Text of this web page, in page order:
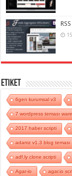
Etiket
6gen kurumsal v3
7 wordpress teması
2017 haber scripti
adamz v1.3 blog teması
adf.ly clone scripti
Agar-io agar.io